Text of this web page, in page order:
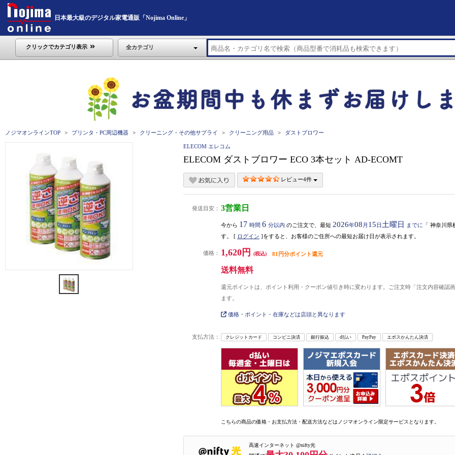
日本最大級のデジタル家電通販「Nojima Online」
クリックでカテゴリ表示 全カテゴリ
ノジマオンラインTOP プリンタ・PC周辺機器 クリーニング・その他サプライ クリーニング用品 ダストブロワー
ELECOM エレコム
ELECOM ダストブロワー ECO 3本セット AD-ECOMT
レビュー4件
発送目安： 3営業日
今から 17 時間 6 分以内 のご注文で、最短 2026年08 月 15日 土曜日 までに 「 神奈川県
す。 [ ログイン ]をすると、お客様のご住所への最短お届け日が表示されます。
価格： 1,620円 (税込) 81円分ポイント還元
送料無料
還元ポイントは、ポイント利用・クーポン値引き時に変わります。ご注文時「注文内容確認
ます。
価格・ポイント・在庫などは店頭と異なります
支払方法： クレジットカード コンビニ決済 銀行振込 d払い PayPay エポスかんたん決済
こちらの商品の価格・お支払方法・配送方法などはノジマオンライン限定サービスとなります。
高速インターネット @nifty光